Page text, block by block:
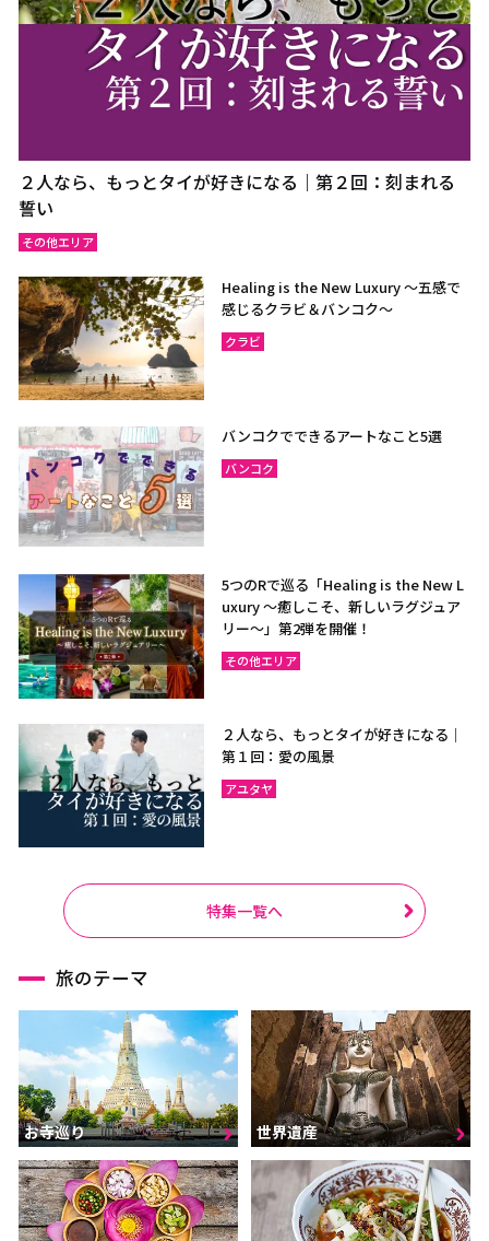
２人なら、もっとタイが好きになる｜第２回：刻まれる
誓い
その他エリア
Healing is the New Luxury ～五感で
感じるクラビ＆バンコク～
クラビ
バンコクでできるアートなこと5選
バンコク
5つのRで巡る「Healing is the New L
uxury ～癒しこそ、新しいラグジュア
リー〜」第2弾を開催！
その他エリア
２人なら、もっとタイが好きになる｜
第１回：愛の風景
アユタヤ
特集一覧へ
旅のテーマ
お寺巡り 世界遺産